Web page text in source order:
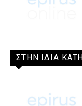
ΣΤΗΝ ΙΔΙΑ